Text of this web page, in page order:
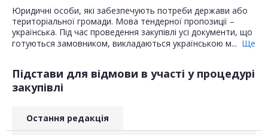
Юридичні особи, які забезпечують потреби держави або
територіальної громади. Мова тендерної пропозиції –
українська. Під час проведення закупівлі усі документи, що
готуються замовником, викладаються українською м... Ще
Підстави для відмови в участі у процедурі
закупівлі
Остання редакція